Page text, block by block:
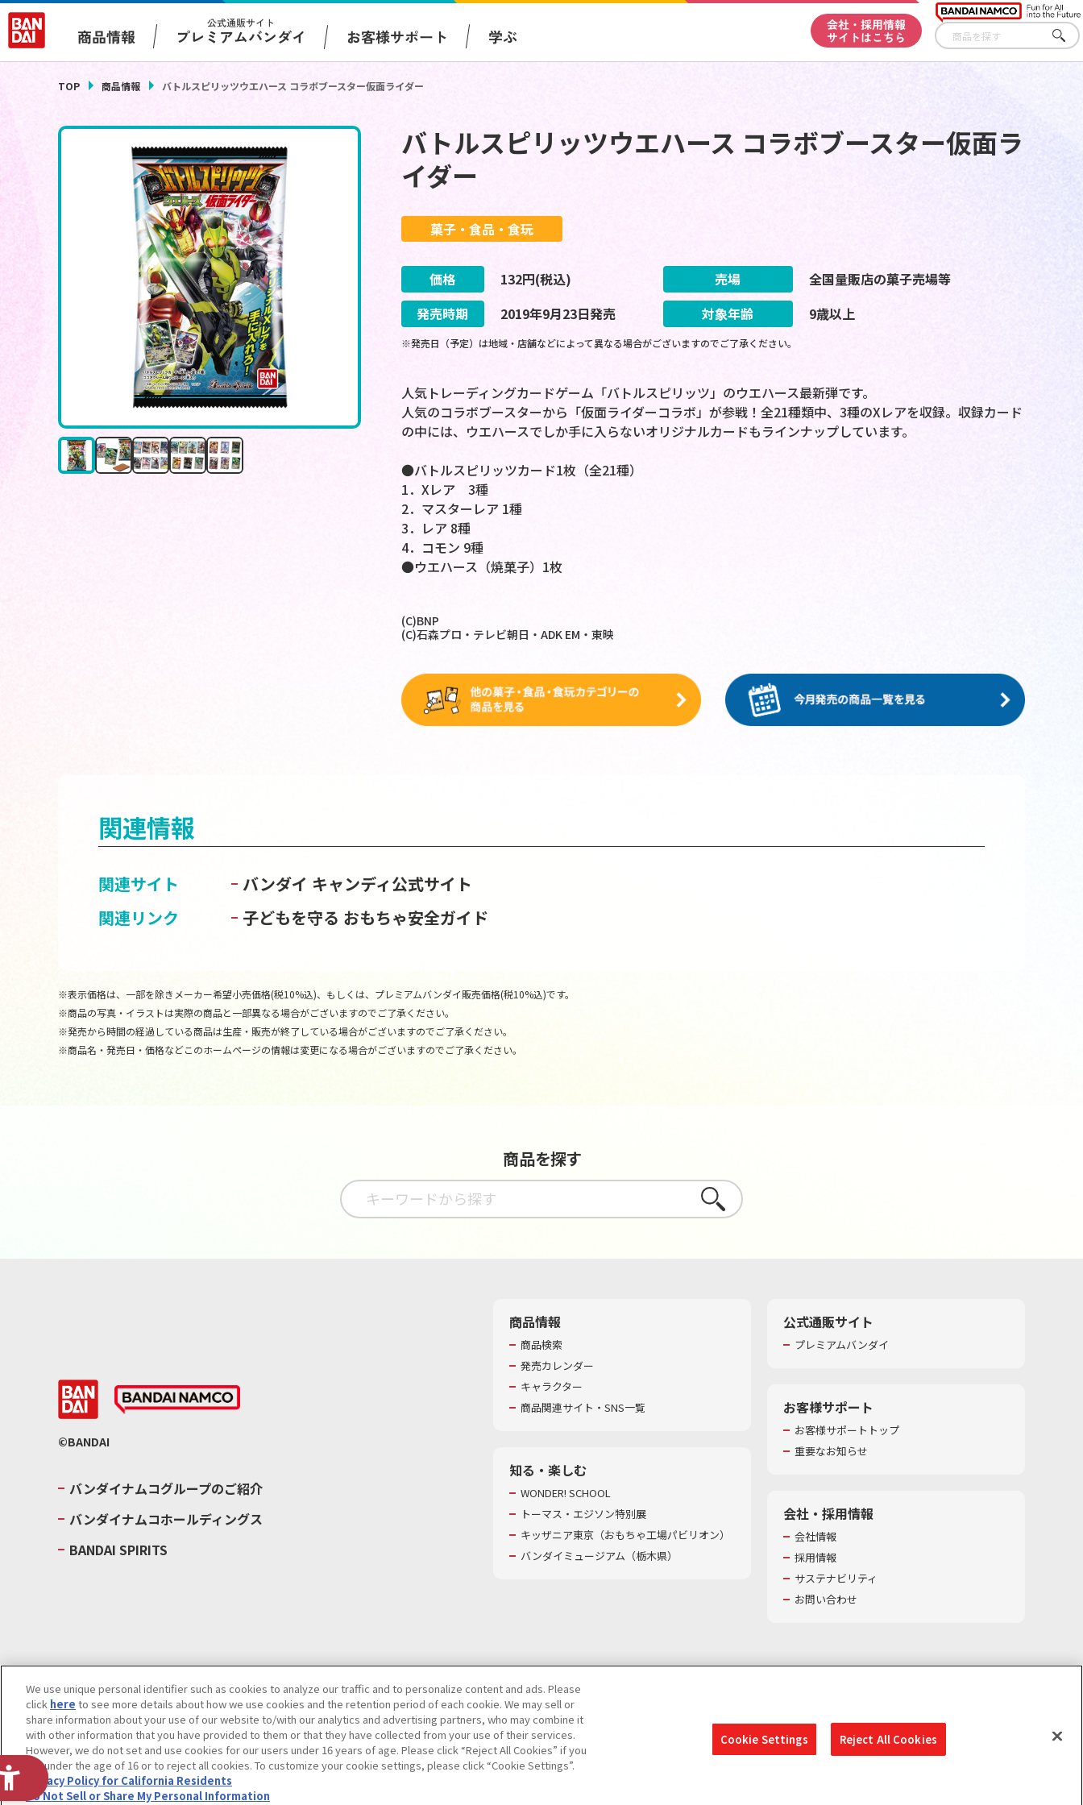
商品情報
公式通販サイト
プレミアムバンダイ お客様サポート 学ぶ
会社・採用情報
サイトはこちら
さが
す
TOP 商品情報 バトルスピリッツウエハース コラボブースター仮面ライダー
バトルスピリッツウエハース コラボブースター仮面ラ
イダー
菓子・食品・食玩
価格 132円(税込) 売場
全国量販店の菓子売場等
発売時期
2019年9月23日発売 対象年齢 9歳以上
※発売日（予定）は地域・店舗などによって異なる場合がございますのでご了承ください。
人気トレーディングカードゲーム「バトルスピリッツ」のウエハース最新弾です。
人気のコラボブースターから「仮面ライダーコラボ」が参戦！全21種類中、3種のXレアを収録。収録カード
の中には、ウエハースでしか手に入らないオリジナルカードもラインナップしています。
●バトルスピリッツカード1枚（全21種）
1．Xレア 3種
2．マスターレア 1種
3．レア 8種
4．コモン 9種
●ウエハース（焼菓子）1枚
(C)BNP
(C)石森プロ・テレビ朝日・ADK EM・東映
関連情報
関連サイト
バンダイ キャンディ公式サイト
関連リンク
子どもを守る おもちゃ安全ガイド
※表示価格は、一部を除きメーカー希望小売価格(税10%込)、もしくは、プレミアムバンダイ販売価格(税10%込)です。
※商品の写真・イラストは実際の商品と一部異なる場合がございますのでご了承ください。
※発売から時間の経過している商品は生産・販売が終了している場合がございますのでご了承ください。
※商品名・発売日・価格などこのホームページの情報は変更になる場合がございますのでご了承ください。
商品を探す
さがす
©BANDAI
バンダイナムコグループのご紹介
バンダイナムコホールディングス
BANDAI SPIRITS
商品情報
商品検索
発売カレンダー
キャラクター
商品関連サイト・SNS一覧
知る・楽しむ
WONDER! SCHOOL
トーマス・エジソン特別展
キッザニア東京（おもちゃ工場パビリオン）​
バンダイミュージアム（栃木県）
公式通販サイト
プレミアムバンダイ
お客様サポート
お客様サポートトップ
重要なお知らせ
会社・採用情報
会社情報
採用情報
サステナビリティ
お問い合わせ
ウェブサイトご利用条件ソーシャルメディアポリシー個人情報及び特定個人情報等の取り扱いに関する保護方針
Do Not Sell or Share My Personal Information著作権・商標についてカスタマーハラスメントに対する基本的な対応方針
We use unique personal identifier such as cookies to analyze our traffic and to personalize content and ads. Please
click here to see more details about how we use cookies and the retention period of each cookie. We may sell or
share information about your use of our website to/with our analytics and advertising partners, who may combine it
with other information that you have provided to them or that they have collected from your use of their services.
However, we do not set and use cookies for our users under 16 years of age. Please click “Reject All Cookies” if you
are under the age of 16 or to reject all cookies. To customize your cookie settings, please click “Cookie Settings”.
Privacy Policy for California Residents
Do Not Sell or Share My Personal Information
Cookie Settings Reject All Cookies